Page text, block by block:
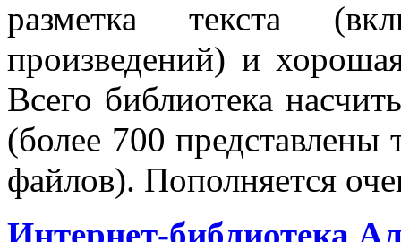
разметка текста
произведений) и
Всего библиотека
(более 700 представлены
файлов). Пополняется